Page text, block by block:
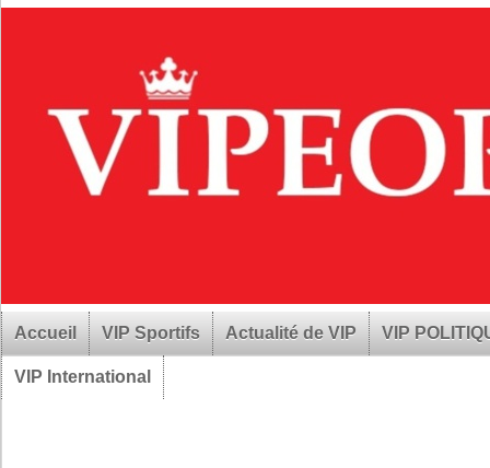
Accueil VIP Sportifs Actualité de VIP VIP
VIP International